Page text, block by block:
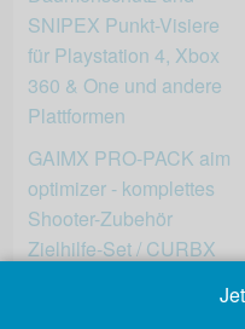
GAIMX PRO-PACK aim
optimizer - komplettes
Shooter-Zubehör
Zielhilfe-Set / CURBX